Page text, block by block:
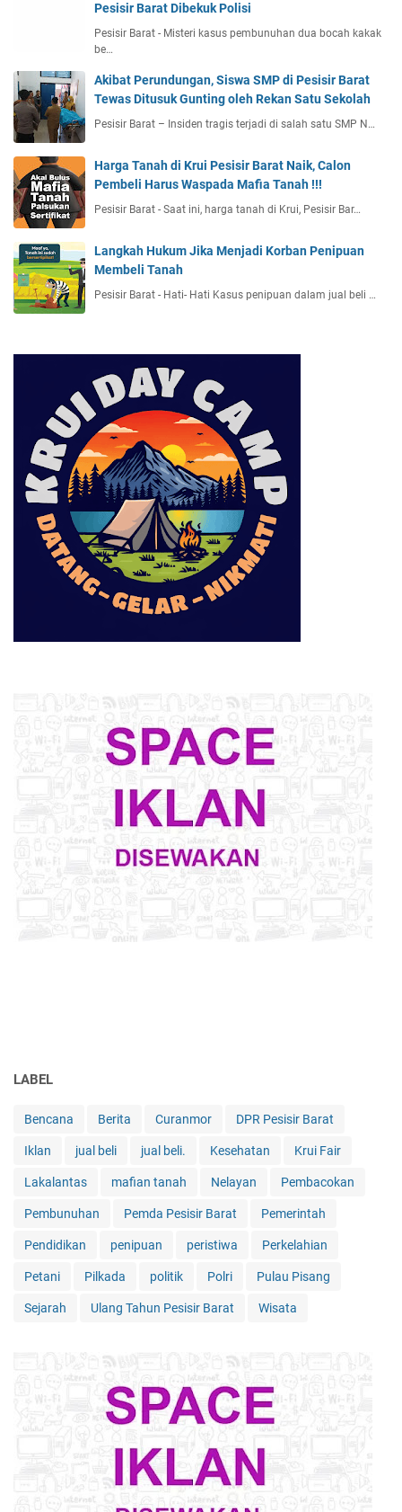
Pesisir Barat Dibekuk Polisi
Pesisir Barat - Misteri kasus pembunuhan dua bocah kakak
be…
Akibat Perundungan, Siswa SMP di Pesisir Barat
Tewas Ditusuk Gunting oleh Rekan Satu Sekolah
Pesisir Barat – Insiden tragis terjadi di salah satu SMP N…
Harga Tanah di Krui Pesisir Barat Naik, Calon
Pembeli Harus Waspada Mafia Tanah !!!
Pesisir Barat - Saat ini, harga tanah di Krui, Pesisir Bar…
Langkah Hukum Jika Menjadi Korban Penipuan
Membeli Tanah
Pesisir Barat - Hati- Hati Kasus penipuan dalam jual beli …
LABEL
Bencana Berita Curanmor DPR Pesisir Barat
Iklan jual beli jual beli. Kesehatan Krui Fair
Lakalantas mafian tanah Nelayan Pembacokan
Pembunuhan Pemda Pesisir Barat Pemerintah
Pendidikan penipuan peristiwa Perkelahian
Petani Pilkada politik Polri Pulau Pisang
Sejarah Ulang Tahun Pesisir Barat Wisata